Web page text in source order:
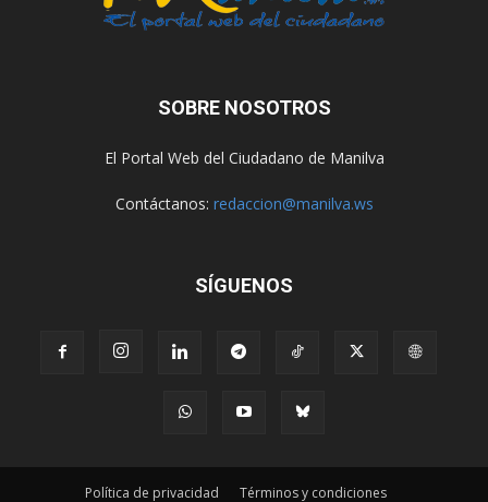
SOBRE NOSOTROS
El Portal Web del Ciudadano de Manilva
Contáctanos: redaccion@manilva.ws
SÍGUENOS
Política de privacidad Términos y condiciones